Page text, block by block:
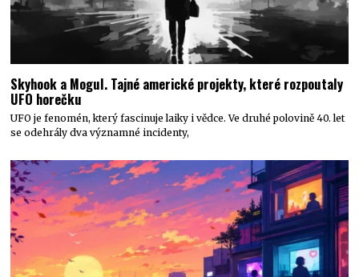
Skyhook a Mogul. Tajné americké projekty, které rozpoutaly
UFO horečku
UFO je fenomén, který fascinuje laiky i vědce. Ve druhé polovině 40. let
se odehrály dva významné incidenty,